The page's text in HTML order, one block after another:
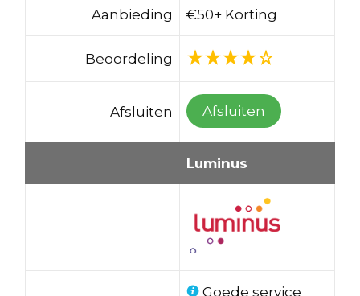
Aanbieding €50+ Korting
Beoordeling
Afsluiten Afsluiten
Luminus
Goede service